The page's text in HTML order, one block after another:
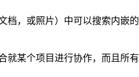
档，或照片）中可以搜索内嵌
就某个项目进行协作，而且所